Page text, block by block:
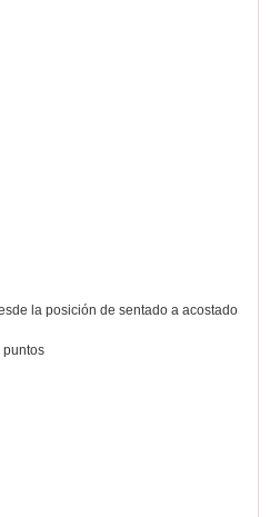
la posición de sentado a acostado
puntos